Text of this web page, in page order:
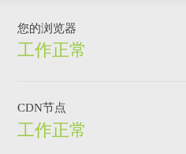
您的浏览器
工作正常
CDN节点
工作正常